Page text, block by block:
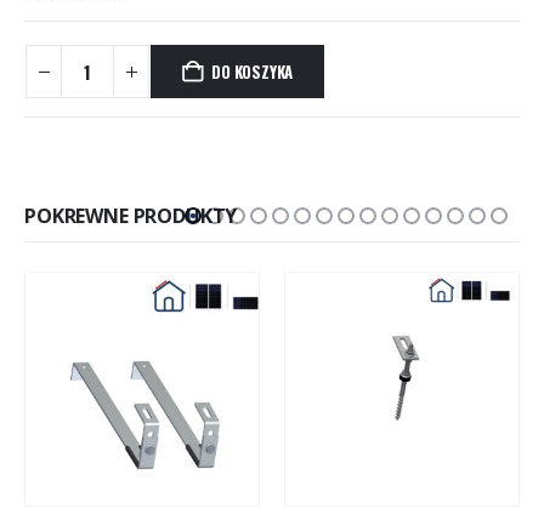
DO KOSZYKA
POKREWNE PRODUKTY